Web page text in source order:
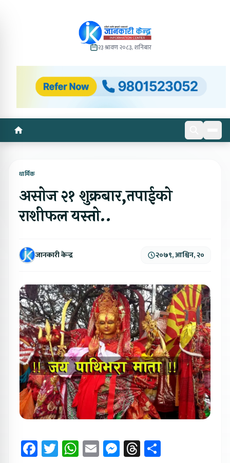
२३ श्रावण २०८३, शनिबार
धार्मिक
असोज २१ शुक्रबार,तपाईको
राशीफल यस्तो..
जानकारी केन्द्र २०७९, आश्विन, २०
Facebook
Twitter
WhatsApp
EmailMessenger
Threads